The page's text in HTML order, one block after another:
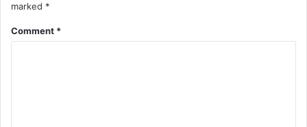
marked *
Comment *